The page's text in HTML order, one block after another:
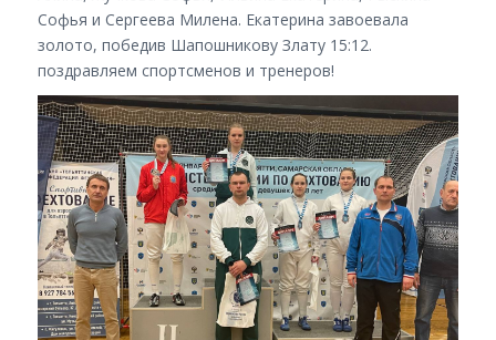
Софья и Сергеева Милена. Екатерина завоевала
золото, победив Шапошникову Злату 15:12.
поздравляем спортсменов и тренеров!